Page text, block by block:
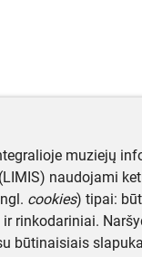
muziejų
naudojami
cookies) tipai:
rinkodariniai.
būtinaisiais